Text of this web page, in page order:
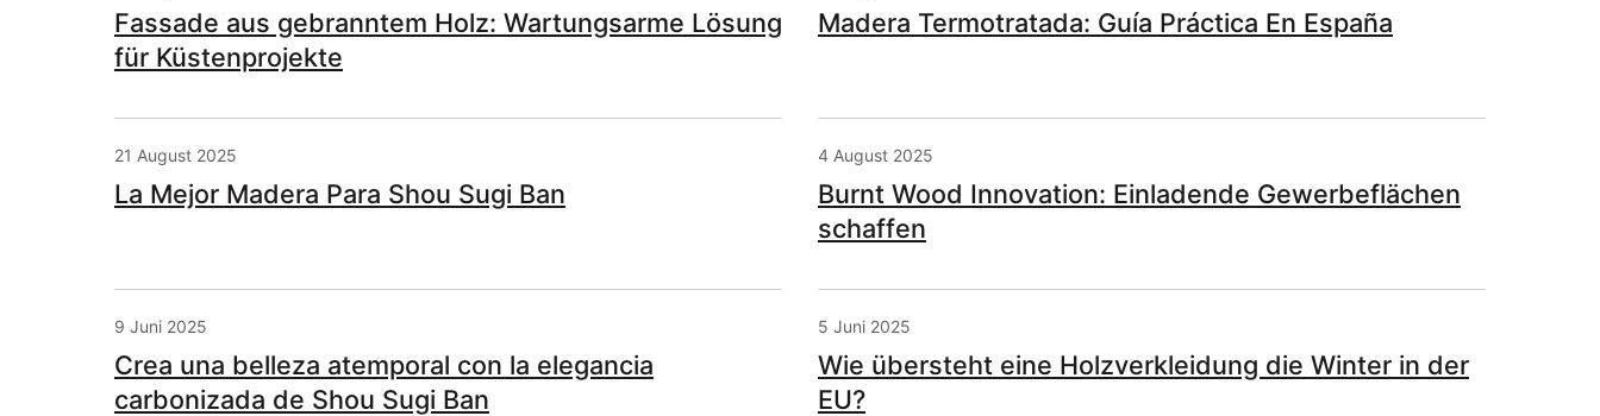
Fassade aus gebranntem Holz: Wartungsarme Lösung
für Küstenprojekte
Madera Termotratada: Guía Práctica En España
21 August 2025
La Mejor Madera Para Shou Sugi Ban
4 August 2025
Burnt Wood Innovation: Einladende Gewerbeflächen
schaffen
9 Juni 2025
Crea una belleza atemporal con la elegancia
carbonizada de Shou Sugi Ban
5 Juni 2025
Wie übersteht eine Holzverkleidung die Winter in der
EU?